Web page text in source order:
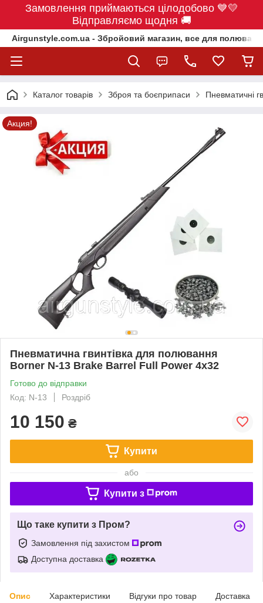
Замовлення приймаються цілодобово 💙💛
Відправляємо щодня 🚚
Airgunstyle.com.ua - Збройовий магазин, все для
Каталог товарів Зброя та боєприпаси Пневматичні
Акция!
Пневматична гвинтівка для полювання
Borner N-13 Brake Barrel Full Power 4x32
Готово до відправки
Код: N-13
Роздріб
10 150 ₴
Купити
або
Купити з
Що таке купити з Пром?
Замовлення під захистом
Доступна доставка
Опис Характеристики Відгуки про товар Доставка